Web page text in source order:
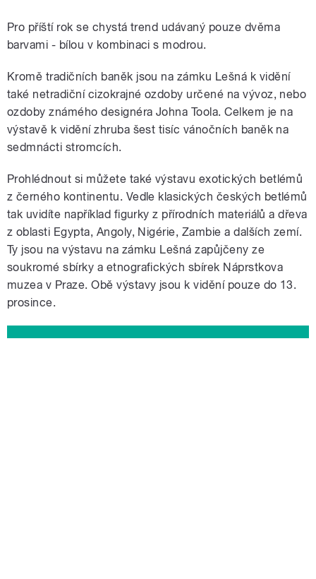
Pro příští rok se chystá trend udávaný pouze dvěma
barvami - bílou v kombinaci s modrou.
Kromě tradičních baněk jsou na zámku Lešná k vidění
také netradiční cizokrajné ozdoby určené na vývoz, nebo
ozdoby známého designéra Johna Toola. Celkem je na
výstavě k vidění zhruba šest tisíc vánočních baněk na
sedmnácti stromcích.
Prohlédnout si můžete také výstavu exotických betlémů
z černého kontinentu. Vedle klasických českých betlémů
tak uvidíte například figurky z přírodních materiálů a dřeva
z oblasti Egypta, Angoly, Nigérie, Zambie a dalších zemí.
Ty jsou na výstavu na zámku Lešná zapůjčeny ze
soukromé sbírky a etnografických sbírek Náprstkova
muzea v Praze. Obě výstavy jsou k vidění pouze do 13.
prosince.